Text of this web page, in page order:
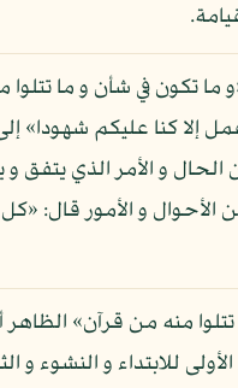
ما تكون في شأن و ما تتلوا
إلا كنا عليكم شهودا» إلى
و الأمر الذي يتفق و
الأحوال و الأمور قال:
منه من قرآن» الظاهر
للابتداء و النشوء و